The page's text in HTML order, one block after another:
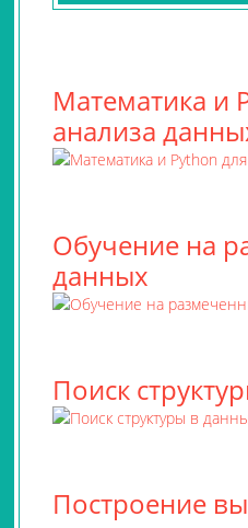
Математика и
анализа
Обучение на
данных
Поиск
Построение